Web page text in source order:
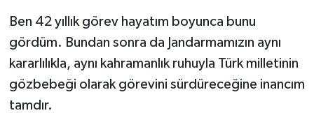
Ben 42 yıllık görev hayatım boyunca bunu
gördüm. Bundan sonra da Jandarmamızın aynı
kararlılıkla, aynı kahramanlık ruhuyla Türk milletinin
gözbebeği olarak görevini sürdüreceğine inancım
tamdır.